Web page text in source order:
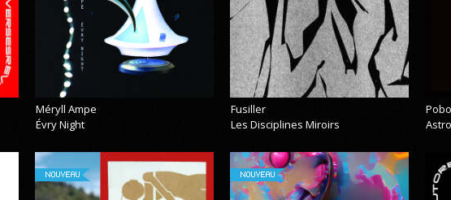
Méryll Ampe
Évry Night
Fusiller
Les Disciplines Miroirs
NOUVEAU NOUVEAU